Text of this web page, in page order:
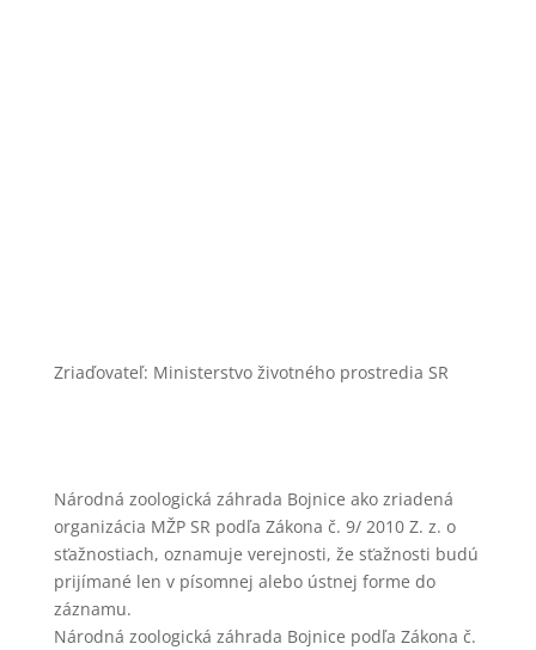
Zriaďovateľ: Ministerstvo životného prostredia SR
Národná zoologická záhrada Bojnice ako zriadená
organizácia MŽP SR podľa Zákona č. 9/ 2010 Z. z. o
sťažnostiach, oznamuje verejnosti, že sťažnosti budú
prijímané len v písomnej alebo ústnej forme do
záznamu.
Národná zoologická záhrada Bojnice podľa Zákona č.